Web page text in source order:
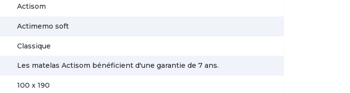
Actisom
Actimemo soft
Classique
Les matelas Actisom bénéficient d'une garantie de 7 ans.
100 x 190